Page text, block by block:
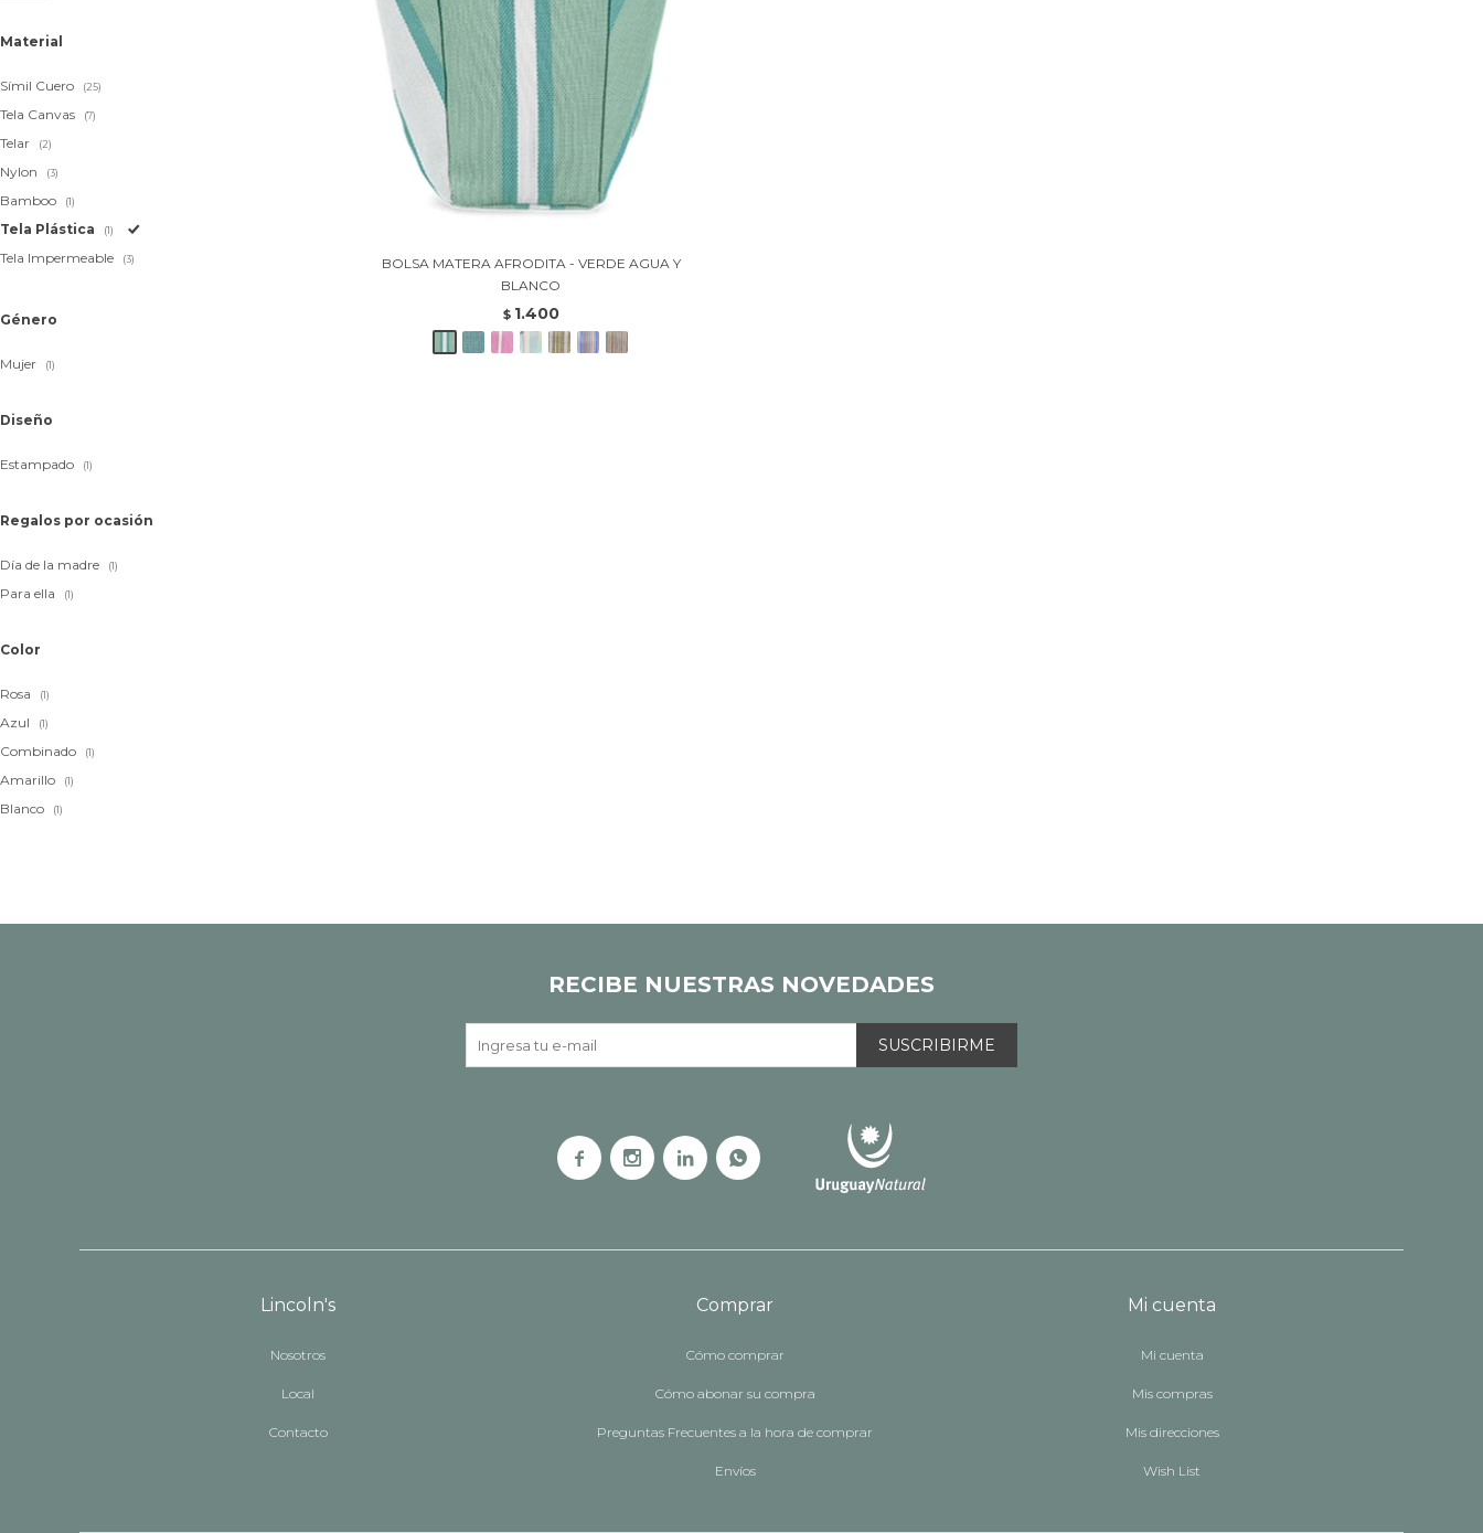
BOLSA MATERA AFRODITA - VERDE AGUA Y
BLANCO
$ 1.400
Material
Símil Cuero (25)
Tela Canvas (7)
Telar (2)
Nylon (3)
Bamboo (1)
Tela Plástica (1)
Tela Impermeable (3)
Género
Mujer (1)
Diseño
Estampado (1)
Regalos por ocasión
Día de la madre (1)
Para ella (1)
Color
Rosa (1)
Azul (1)
Combinado (1)
Amarillo (1)
Blanco (1)
Lincoln's
Nosotros
Local
Contacto
Comprar
Cómo comprar
Cómo abonar su compra
Preguntas Frecuentes a la hora de comprar
Envíos
Mi cuenta
Mi cuenta
Mis compras
Mis direcciones
Wish List
RECIBE NUESTRAS NOVEDADES
SUSCRIBIRME
   